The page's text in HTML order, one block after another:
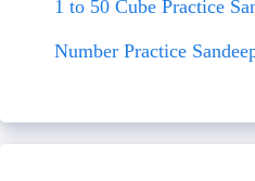
1 to 50 Cube Practice
Number Practice